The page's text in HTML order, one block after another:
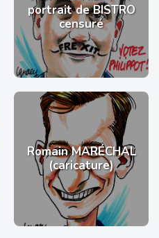
portrait de BISTRO
censuré
Romain MARÉCHAL
(caricature)